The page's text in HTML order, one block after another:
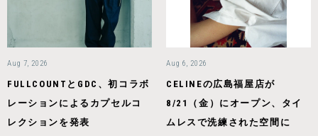
Aug 7, 2026
FULLCOUNTとGDC、初コラボ
レーションによるカプセルコ
レクションを発表
Aug 6, 2026
CELINEの広島福屋店が
8/21（金）にオープン、タイ
ムレスで洗練された空間に